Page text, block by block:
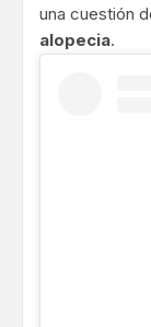
una cuestión
alopecia.